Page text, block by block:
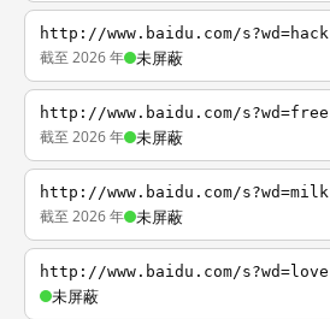
http://www.baidu.com/s?wd=hack
截至 2026 年 未屏蔽
http://www.baidu.com/s?wd=free
截至 2026 年 未屏蔽
http://www.baidu.com/s?wd=milk
截至 2026 年 未屏蔽
http://www.baidu.com/s?wd=love
未屏蔽